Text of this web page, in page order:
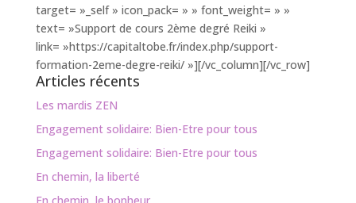
target= »_self » icon_pack= » » font_weight= » »
text= »Support de cours 2ème degré Reiki »
link= »https://capitaltobe.fr/index.php/support-
formation-2eme-degre-reiki/ »][/vc_column][/vc_row]
Articles récents
Les mardis ZEN
Engagement solidaire: Bien-Etre pour tous
Engagement solidaire: Bien-Etre pour tous
En chemin, la liberté